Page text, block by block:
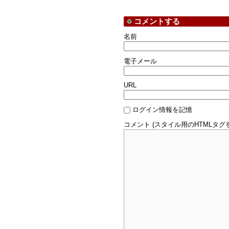
コメントする
名前
電子メール
URL
ログイン情報を記憶
コメント (スタイル用のHTMLタグ